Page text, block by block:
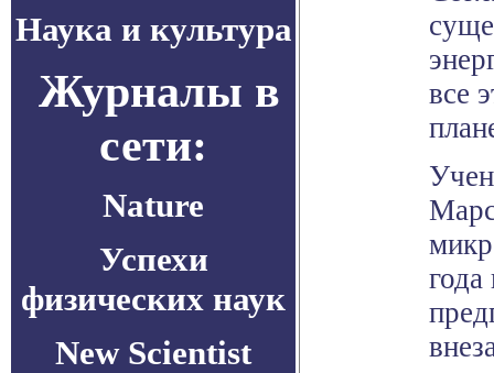
Наука и культура
Журналы в
сети:
Nature
Успехи
физических наук
New Scientist
все
года